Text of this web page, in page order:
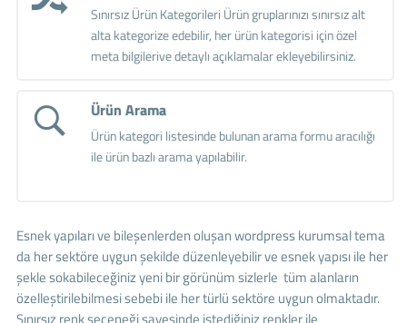
Sınırsız Ürün Kategorileri Ürün gruplarınızı sınırsız alt
alta kategorize edebilir, her ürün kategorisi için özel
meta bilgilerive detaylı açıklamalar ekleyebilirsiniz.
Ürün Arama
Ürün kategori listesinde bulunan arama formu aracılığı
ile ürün bazlı arama yapılabilir.
Esnek yapıları ve bileşenlerden oluşan wordpress kurumsal tema
da her sektöre uygun şekilde düzenleyebilir ve esnek yapısı ile her
şekle sokabileceğiniz yeni bir görünüm sizlerle tüm alanların
özelleştirilebilmesi sebebi ile her türlü sektöre uygun olmaktadır.